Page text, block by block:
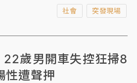
港跨海後送至南竿連江縣立醫院
件緊急醫療後送案件。民眾有任
助。
社會 突發現場
22歲男開車失控狂掃8
性遭聲押